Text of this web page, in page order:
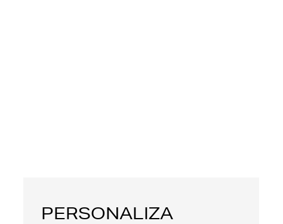
PERSONALIZA